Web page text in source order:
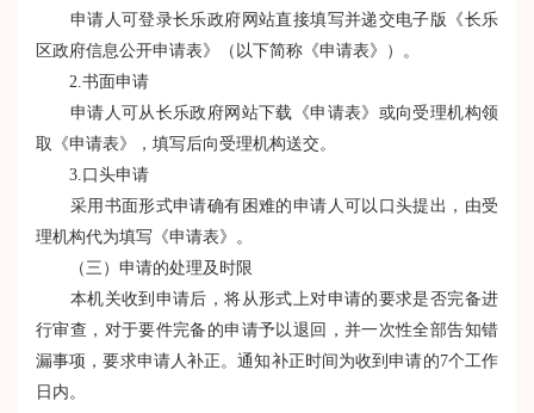
申请人可登录长乐政府网站直接填写并递交电子版《长乐
区政府信息公开申请表》（以下简称《申请表》）。
2.书面申请
申请人可从长乐政府网站下载《申请表》或向受理机构领
取《申请表》，填写后向受理机构送交。
3.口头申请
采用书面形式申请确有困难的申请人可以口头提出，由受
理机构代为填写《申请表》。
（三）申请的处理及时限
本机关收到申请后，将从形式上对申请的要求是否完备进
行审查，对于要件完备的申请予以退回，并一次性全部告知错
漏事项，要求申请人补正。通知补正时间为收到申请的7个工作
日内。